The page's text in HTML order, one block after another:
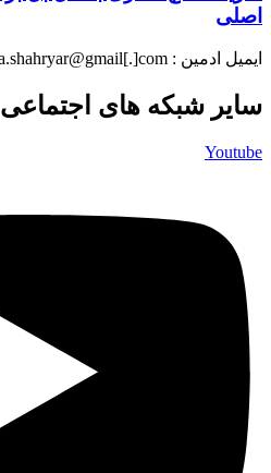
اصلی
ایمیل ادمین : pooya.shahryar@gmail[.]com
سایر شبکه های اجتماعی
Youtube